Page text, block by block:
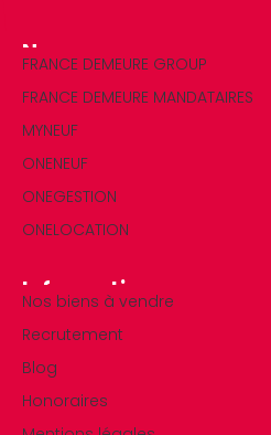
Nos marques
FRANCE DEMEURE GROUP
FRANCE DEMEURE MANDATAIRES
MYNEUF
ONENEUF
ONEGESTION
ONELOCATION
Informations
Nos biens à vendre
Recrutement
Blog
Honoraires